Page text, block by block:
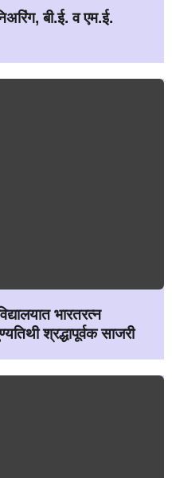
बी.ई. व एम.ई.
भारतरत्न
श्रद्धापूर्वक साजरी